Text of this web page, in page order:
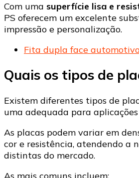
Com uma superfície lisa e
PS oferecem um excelente
impressão e personalização.
Fita dupla face
Quais os tipos de
Existem diferentes tipos de
uma adequada para aplicações
As placas podem variar em
cor e resistência, atendendo a
distintas do mercado.
As mais comuns incluem: